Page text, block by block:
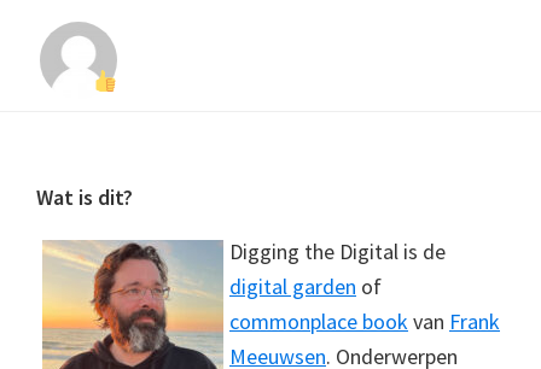
Footer
Wat is dit?
Digging the Digital is de
digital garden of
commonplace bookvan Frank
Meeuwsen. Onderwerpen